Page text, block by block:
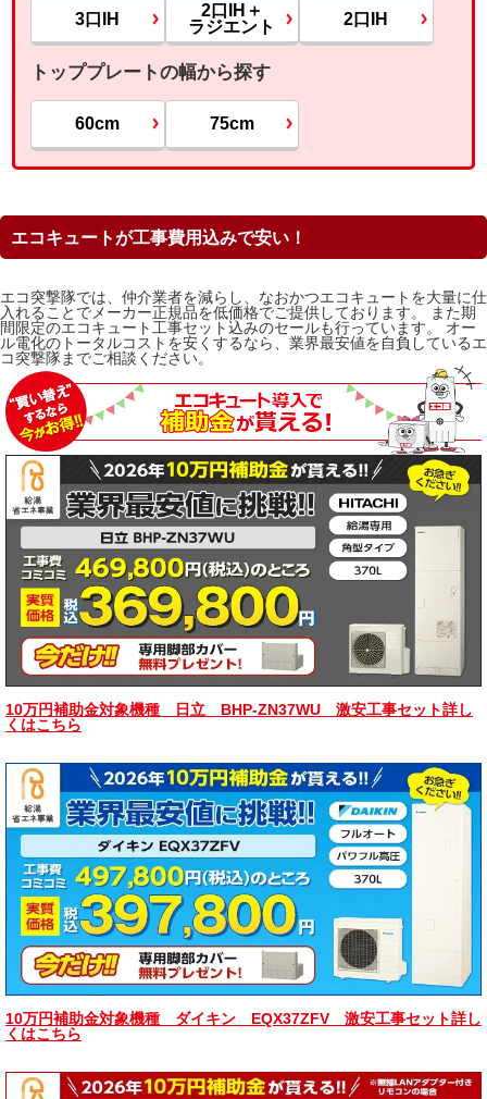
3口IH
2口IH＋
ラジエント
2口IH
トッププレートの幅から探す
60cm 75cm
エコキュートが工事費用込みで安い！
エコ突撃隊では、仲介業者を減らし、なおかつエコキュートを大量に仕
入れることでメーカー正規品を低価格でご提供しております。 また期
間限定のエコキュート工事セット込みのセールも行っています。 オー
ル電化のトータルコストを安くするなら、業界最安値を自負しているエ
コ突撃隊までご相談ください。
10万円補助金対象機種 日立 BHP-ZN37WU 激安工事セット詳し
くはこちら
10万円補助金対象機種 ダイキン EQX37ZFV 激安工事セット詳し
くはこちら